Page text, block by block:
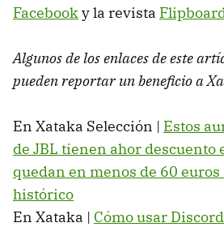
Facebooky la revista
Algunos de los enlaces de este
pueden reportar un beneficio a
En Xataka Selección | Estos
de JBL tienen ahor descuento
quedan en menos de 60
histórico
En Xataka | Cómo usar